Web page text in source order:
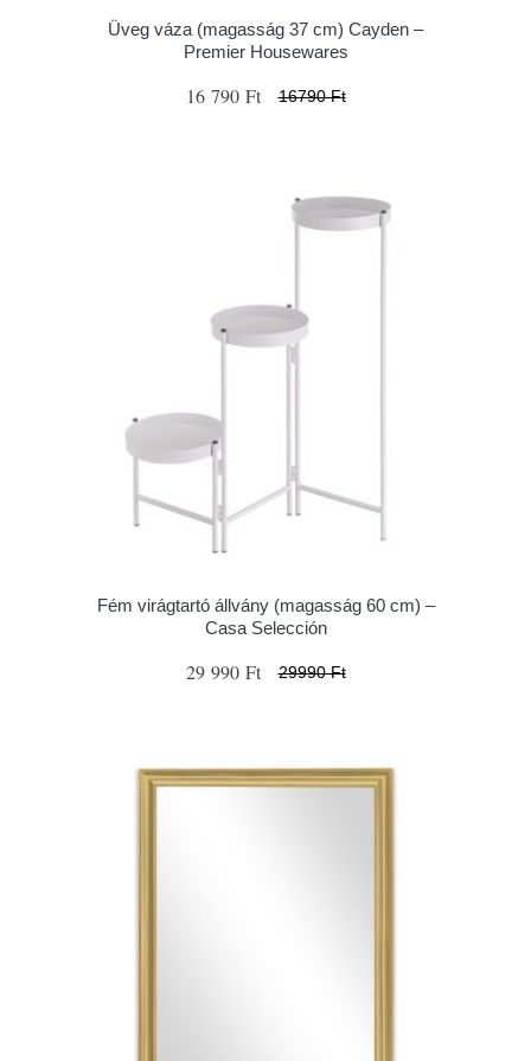
Üveg váza (magasság 37 cm) Cayden –
Premier Housewares
16 790 Ft 16790 Ft
Fém virágtartó állvány (magasság 60 cm) –
Casa Selección
29 990 Ft 29990 Ft